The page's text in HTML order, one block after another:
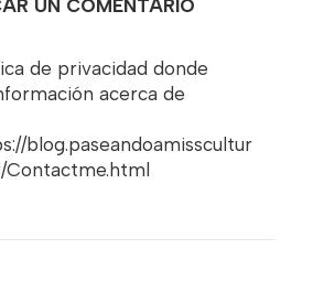
UN COMENTARIO
de privacidad donde
acerca de
blog.paseandoamisscultur
Contactme.html